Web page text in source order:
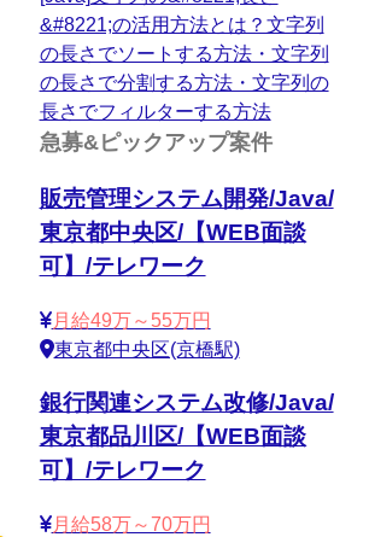
&#8221;の活用方法とは？文字列
の長さでソートする方法・文字列
の長さで分割する方法・文字列の
長さでフィルターする方法
急募&ピックアップ案件
販売管理システム開発/Java/
東京都中央区/【WEB面談
可】/テレワーク
月給49万～55万円
東京都中央区(京橋駅)
銀行関連システム改修/Java/
東京都品川区/【WEB面談
可】/テレワーク
月給58万～70万円